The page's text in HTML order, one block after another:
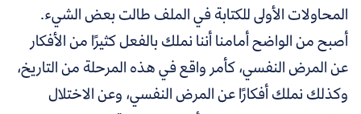
المحاولات الأولى للكتابة في الملف طالت بعض الشيء.
أصبح من الواضح أمامنا أننا نملك بالفعل كثيرًا من الأفكار
عن المرض النفسي، كأمر واقع في هذه المرحلة من التاريخ،
وكذلك نملك أفكارًا عن المرض النفسي، وعن الاختلال